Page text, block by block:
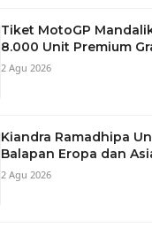
Tiket MotoGP
8.000 Unit Premium
2 Agu 2026
Kiandra Ramadhipa
Balapan Eropa dan
2 Agu 2026